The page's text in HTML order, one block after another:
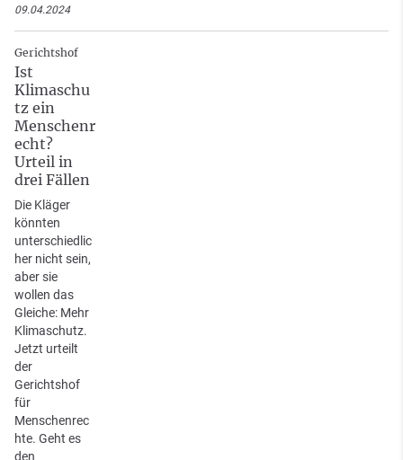
09.04.2024
Gerichtshof
Ist
Klimaschu
tz ein
Menschenr
echt?
Urteil in
drei Fällen
Die Kläger
könnten
unterschiedlic
her nicht sein,
aber sie
wollen das
Gleiche: Mehr
Klimaschutz.
Jetzt urteilt
der
Gerichtshof
für
Menschenrec
hte. Geht es
den